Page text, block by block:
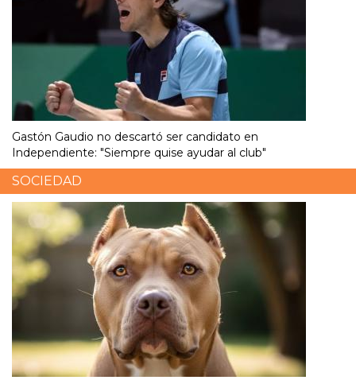
Gastón Gaudio no descartó ser candidato en
Independiente: "Siempre quise ayudar al club"
SOCIEDAD